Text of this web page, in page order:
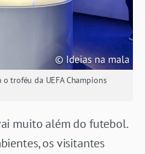
troféu da UEFA Champions
muito além do futebol.
os visitantes